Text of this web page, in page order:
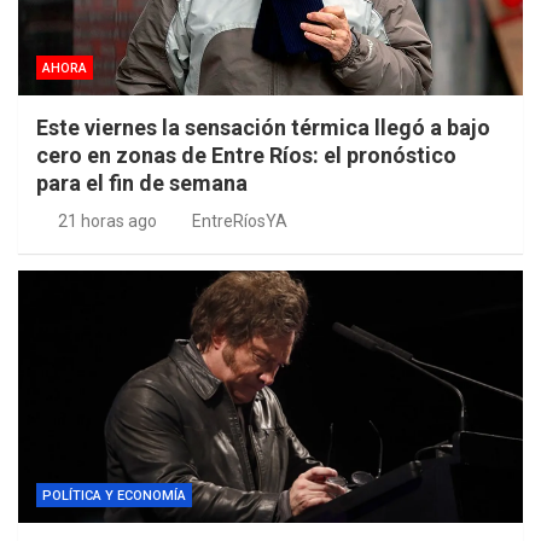
AHORA
Este viernes la sensación térmica llegó a bajo
cero en zonas de Entre Ríos: el pronóstico
para el fin de semana
21 horas ago EntreRíosYA
POLÍTICA Y ECONOMÍA